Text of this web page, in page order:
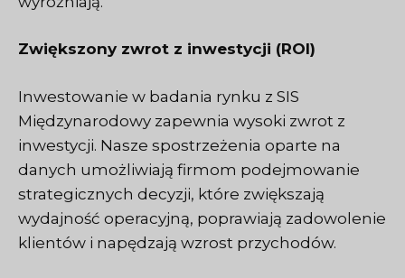
Zwiększony zwrot z inwestycji (ROI)
Inwestowanie w badania rynku z SIS
Międzynarodowy zapewnia wysoki zwrot z
inwestycji. Nasze spostrzeżenia oparte na
danych umożliwiają firmom podejmowanie
strategicznych decyzji, które zwiększają
wydajność operacyjną, poprawiają zadowolenie
klientów i napędzają wzrost przychodów.